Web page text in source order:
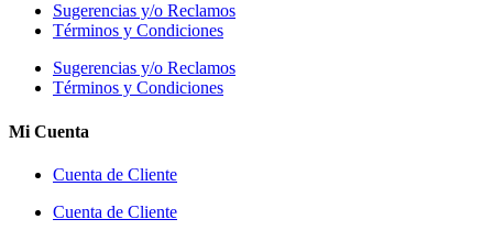
Sugerencias y/o Reclamos
Términos y Condiciones
Sugerencias y/o Reclamos
Términos y Condiciones
Mi Cuenta
Cuenta de Cliente
Cuenta de Cliente